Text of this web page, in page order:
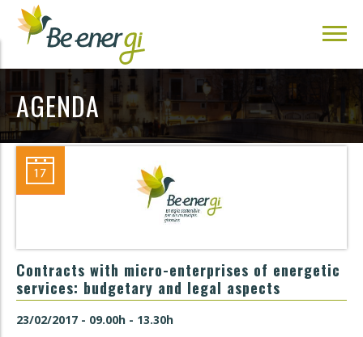
AGENDA
Contracts with micro-enterprises of energetic
services: budgetary and legal aspects
23/02/2017 - 09.00h - 13.30h